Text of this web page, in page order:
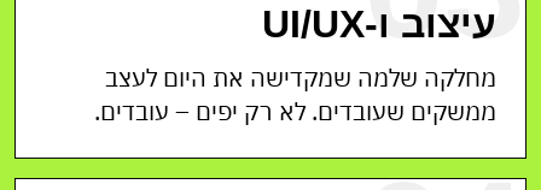
עיצוב ו-UI/UX
מחלקה שלמה שמקדישה את היום לעצב
ממשקים שעובדים. לא רק יפים – עובדים.